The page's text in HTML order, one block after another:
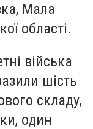
Мала
області.
війська
шість
складу,
один